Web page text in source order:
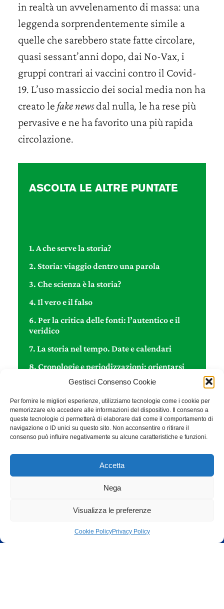
Gestisci Consenso Cookie
Per fornire le migliori esperienze, utilizziamo tecnologie come i cookie per
memorizzare e/o accedere alle informazioni del dispositivo. Il consenso a
queste tecnologie ci permetterà di elaborare dati come il comportamento di
navigazione o ID unici su questo sito. Non acconsentire o ritirare il
consenso può influire negativamente su alcune caratteristiche e funzioni.
Accetta
Nega
Visualizza le preferenze
Cookie PolicyPrivacy Policy
in realtà un avvelenamento di massa: una
leggenda sorprendentemente simile a
quelle che sarebbero state fatte circolare,
quasi sessant’anni dopo, dai No-Vax, i
gruppi contrari ai vaccini contro il Covid-
19. L’uso massiccio dei social media non ha
creato le fake newsdal nulla, le ha rese più
pervasive e ne ha favorito una più rapida
circolazione.
ASCOLTA LE ALTRE PUNTATE
1. A che serve la storia?
2. Storia: viaggio dentro una parola
3. Che scienza è la storia?
4. Il vero e il falso
6. Per la critica delle fonti: l’autentico e il
veridico
7. La storia nel tempo. Date e calendari
8. Cronologie e periodizzazioni: orientarsi
nella storia
10. Viaggiare nel tempo
11. La storia a scuola